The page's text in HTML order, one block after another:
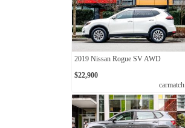
2019 Nissan Rogue SV AWD
$22,900
carmatch